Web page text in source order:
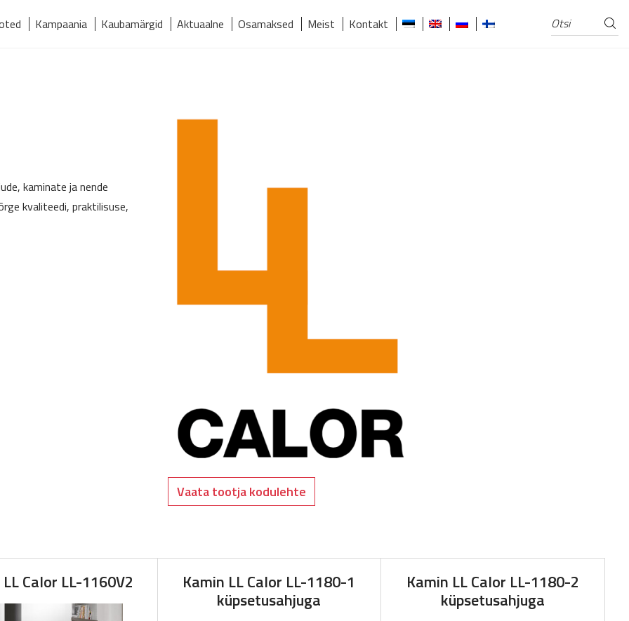
Kampaania Kaubamärgid Aktuaalne Osamaksed Meist Kontakt Otsi:
kaminate ja nende
kvaliteedi, praktilisuse,
Vaata tootja kodulehte
Calor LL-1160V2 Kamin LL Calor LL-1180-1
küpsetusahjuga
Kamin LL Calor LL-1180-2
küpsetusahjuga